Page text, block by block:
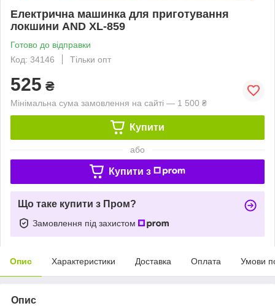
Електрична машинка для приготування
локшини AND XL-859
Готово до відправки
Код: 34146
Тільки опт
525 ₴
Мінімальна сума замовлення на сайті — 1 500 ₴
Купити
або
Купити з
Що таке купити з Пром?
Замовлення під захистом
Опис Характеристики Доставка Оплата Умови
Опис